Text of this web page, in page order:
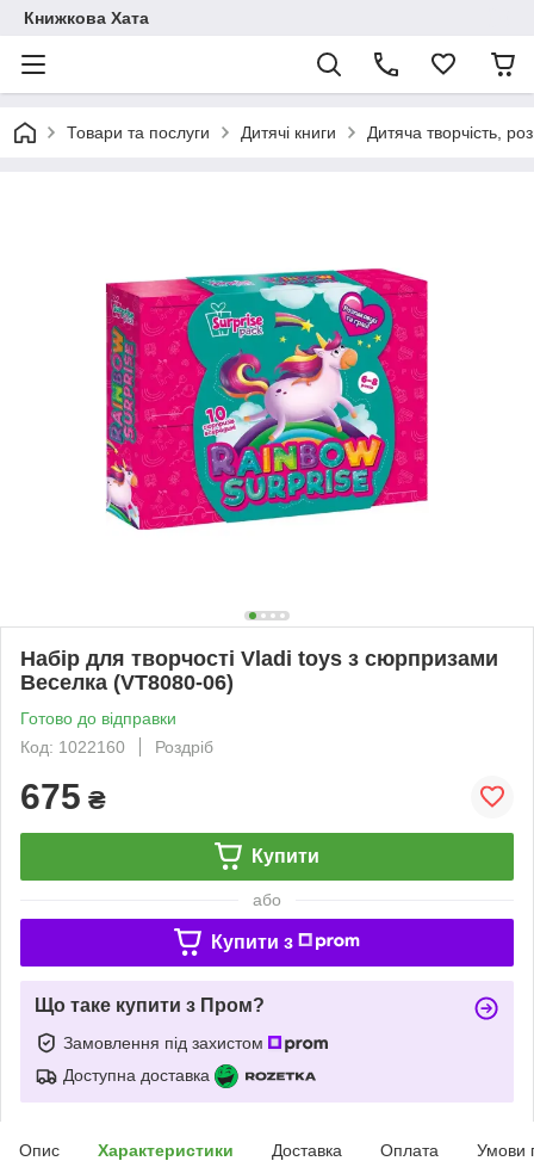
Книжкова Хата
Товари та послуги Дитячі книги Дитяча творчість,
Набір для творчості Vladi toys з сюрпризами
Веселка (VT8080-06)
Готово до відправки
Код: 1022160
Роздріб
675 ₴
Купити
або
Купити з
Що таке купити з Пром?
Замовлення під захистом
Доступна доставка
Опис Характеристики Доставка Оплата Умови